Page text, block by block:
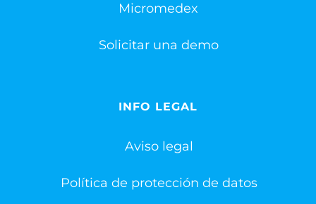
Micromedex
Solicitar una demo
INFO LEGAL
Aviso legal
Política de protección de datos